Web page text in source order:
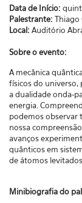
Data de Início:
Palestrante: Thiago
Local: Auditório
Sobre o evento:
A mecânica
físicos do universo,
a dualidade onda-
energia.
podemos observar
nossa
avanços
quânticos em
de átomos
Minibiografia do